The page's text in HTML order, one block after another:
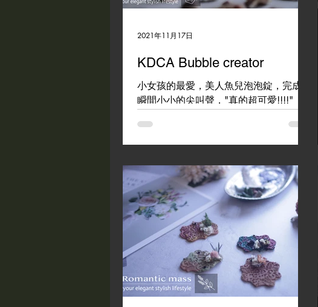
KDCA Bubble creator
小女孩的最愛，美人魚兒泡泡錠，完成的
瞬間小小的尖叫聲，"真的超可愛!!!!"
款!!課程詳情請私訊詢問唷~ #kdca
#bubblecreator #bubblebar #泡澡錠 #桃
2021年11月17日